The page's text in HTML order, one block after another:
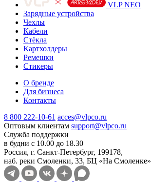
VLP NEO
Зарядные устройства
Чехлы
Кабели
Cтёкла
Картхолдеры
Ремешки
Стикеры
О бренде
Для бизнеса
Контакты
8 800 222-10-61 acces@vlpco.ru
Оптовым клиентам support@vlpco.ru
Служба поддержки
в будни с 10.00 до 18.30
Россия, г. Санкт-Петербург, 199178,
наб. реки Смоленки, 33, БЦ «На Смоленке»